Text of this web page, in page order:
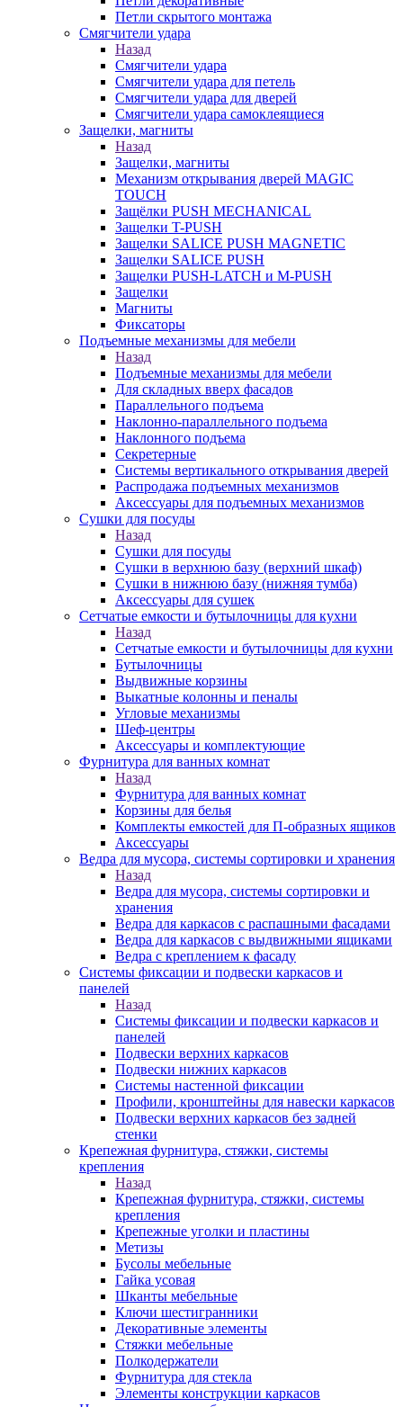
Петли скрытого монтажа
Смягчители удара
Назад
Смягчители удара
Смягчители удара для петель
Смягчители удара для дверей
Cмягчители удара самоклеящиеся
Защелки, магниты
Назад
Защелки, магниты
Механизм открывания дверей MAGIC
TOUCH
Защёлки PUSH MECHANICAL
Защелки T-PUSH
Защелки SALICE PUSH MAGNETIC
Защелки SALICE PUSH
Защелки PUSH-LATCH и M-PUSH
Защелки
Магниты
Фиксаторы
Подъемные механизмы для мебели
Назад
Подъемные механизмы для мебели
Для складных вверх фасадов
Параллельного подъема
Наклонно-параллельного подъема
Наклонного подъема
Секретерные
Системы вертикального открывания дверей
Распродажа подъемных механизмов
Аксессуары для подъемных механизмов
Сушки для посуды
Назад
Сушки для посуды
Сушки в верхнюю базу (верхний шкаф)
Сушки в нижнюю базу (нижняя тумба)
Аксессуары для сушек
Сетчатые емкости и бутылочницы для кухни
Назад
Сетчатые емкости и бутылочницы для кухни
Бутылочницы
Выдвижные корзины
Выкатные колонны и пеналы
Угловые механизмы
Шеф-центры
Аксессуары и комплектующие
Фурнитура для ванных комнат
Назад
Фурнитура для ванных комнат
Корзины для белья
Комплекты емкостей для П-образных ящиков
Аксессуары
Ведра для мусора, системы сортировки и хранения
Назад
Ведра для мусора, системы сортировки и
хранения
Ведра для каркасов с распашными фасадами
Ведра для каркасов с выдвижными ящиками
Ведра с креплением к фасаду
Системы фиксации и подвески каркасов и
панелей
Назад
Системы фиксации и подвески каркасов и
панелей
Подвески верхних каркасов
Подвески нижних каркасов
Системы настенной фиксации
Профили, кронштейны для навески каркасов
Подвески верхних каркасов без задней
стенки
Крепежная фурнитура, стяжки, системы
крепления
Назад
Крепежная фурнитура, стяжки, системы
крепления
Крепежные уголки и пластины
Метизы
Бусолы мебельные
Гайка усовая
Шканты мебельные
Ключи шестигранники
Декоративные элементы
Стяжки мебельные
Полкодержатели
Фурнитура для стекла
Элементы конструкции каркасов